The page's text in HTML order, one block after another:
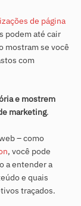
de página
podem até cair
mostram se você
com
e mostrem
marketing.
– como
, você pode
a entender a
e quais
traçados.